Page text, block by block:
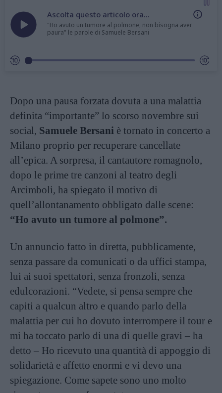
Ascolta questo articolo ora...
"Ho avuto un tumore al polmone, non bisogna aver
paura" le parole di Samuele Bersani
Dopo una pausa forzata dovuta a una malattia
definita “importante” lo scorso novembre sui
social, Samuele Bersani è tornato in concerto a
Milano proprio per recuperare cancellate
all’epica. A sorpresa, il cantautore romagnolo,
dopo le prime tre canzoni al teatro degli
Arcimboli, ha spiegato il motivo di
quell’allontanamento obbligato dalle scene:
“Ho avuto un tumore al polmone”.
Un annuncio fatto in diretta, pubblicamente,
senza passare da comunicati o da uffici stampa,
lui ai suoi spettatori, senza fronzoli, senza
edulcorazioni. “Vedete, si pensa sempre che
capiti a qualcun altro e quando parlo della
malattia per cui ho dovuto interrompere il tour e
mi ha toccato parlo di una di quelle gravi – ha
detto – Ho ricevuto una quantità di appoggio di
solidarietà e affetto enormi e vi devo una
spiegazione. Come sapete sono uno molto